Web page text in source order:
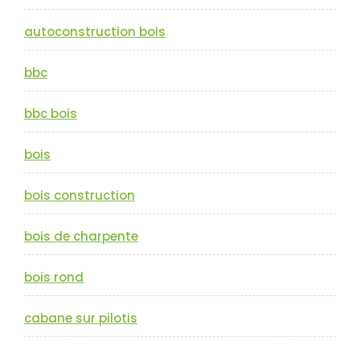
autoconstruction bois
bbc
bbc bois
bois
bois construction
bois de charpente
bois rond
cabane sur pilotis